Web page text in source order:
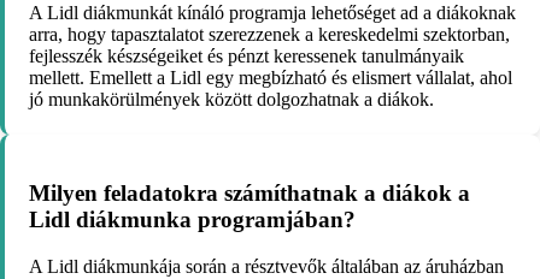
A Lidl diákmunkát kínáló programja lehetőséget ad a diákoknak
arra, hogy tapasztalatot szerezzenek a kereskedelmi szektorban,
fejlesszék készségeiket és pénzt keressenek tanulmányaik
mellett. Emellett a Lidl egy megbízható és elismert vállalat, ahol
jó munkakörülmények között dolgozhatnak a diákok.
Milyen feladatokra számíthatnak a diákok a
Lidl diákmunka programjában?
A Lidl diákmunkája során a résztvevők általában az áruházban